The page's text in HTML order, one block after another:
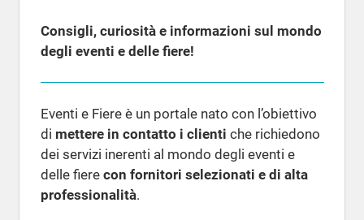
Consigli, curiosità e informazioni sul mondo
degli eventi e delle fiere!
Eventi e Fiere è un portale nato con l’obiettivo
di mettere in contatto i clienti che richiedono
dei servizi inerenti al mondo degli eventi e
delle fierecon fornitori selezionati e di alta
professionalità.